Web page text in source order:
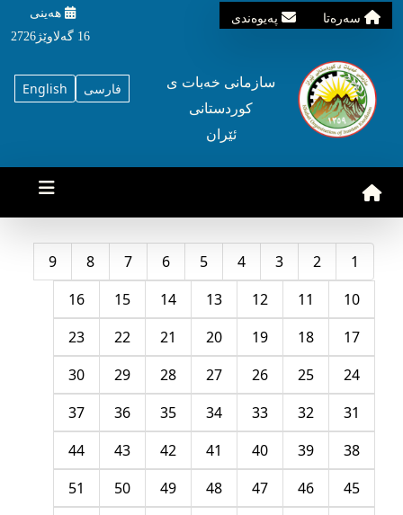
سه‌ره‌تا په‌یوه‌ندی
هه‌ینی
16 گه‌لاوێژ2726
English فارسی
سازمانی خه‌بات ی
کوردستانی
ئێران
1
2
3
4
5
6
7
8
9
10
11
12
13
14
15
16
17
18
19
20
21
22
23
24
25
26
27
28
29
30
31
32
33
34
35
36
37
38
39
40
41
42
43
44
45
46
47
48
49
50
51